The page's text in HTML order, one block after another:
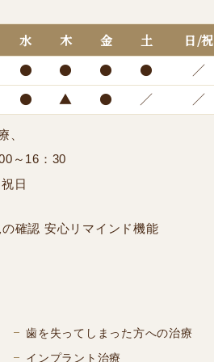
水 木 金 土 日/祝
● ● ● ● ／
● ▲ ● ／ ／
、
～16：30
日
歯を失ってしまった方への治療
インプラント治療